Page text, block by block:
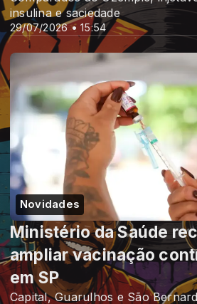
29/07/2026 • 15:54
insulina e saciedade
Novidades
Ministério da Saúde
ampliar vacinação
em SP
Capital, Guarulhos e São